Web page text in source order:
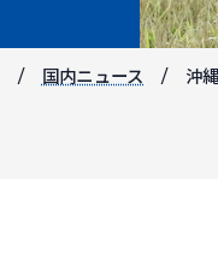
国内ニュース 沖